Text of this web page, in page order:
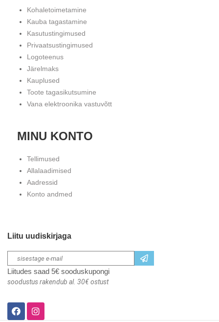
Kohaletoimetamine
Kauba tagastamine
Kasutustingimused
Privaatsustingimused
Logoteenus
Järelmaks
Kauplused
Toote tagasikutsumine
Vana elektroonika vastuvõtt
MINU KONTO
Tellimused
Allalaadimised
Aadressid
Konto andmed
Liitu uudiskirjaga
Liitudes saad 5€ sooduskupongi
soodustus rakendub al. 30€ ostust